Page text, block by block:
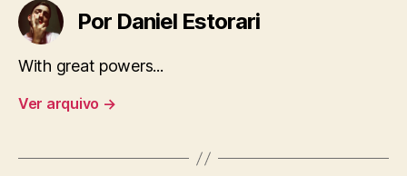
Por Daniel Estorari
With great powers...
Ver arquivo →